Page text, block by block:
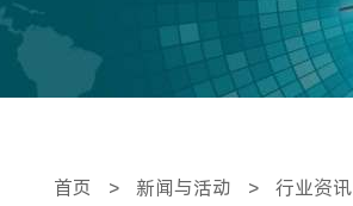
首页 > 新闻与活动 > 行业资讯